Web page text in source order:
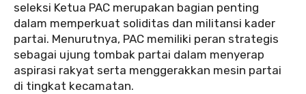
seleksi Ketua PAC merupakan bagian penting
dalam memperkuat soliditas dan militansi kader
partai. Menurutnya, PAC memiliki peran strategis
sebagai ujung tombak partai dalam menyerap
aspirasi rakyat serta menggerakkan mesin partai
di tingkat kecamatan.